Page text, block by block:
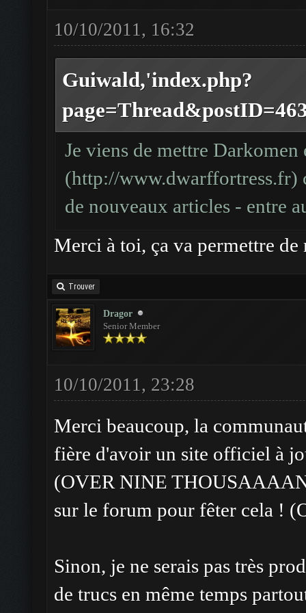
10/10/2011, 16:32
Guiwald,'index.php?
Je viens de mettre
(http://www.dwarffortress.fr)
de nouveaux articles - entre
Merci à toi, ça va permettre
Trouver
Dragor
Senior Member
10/10/2011, 23:28
Merci beaucoup, la
fière d'avoir un site officiel à
(OVER NINE
sur le forum pour fêter cela !
Sinon, je ne serais pas très
de trucs en même temps